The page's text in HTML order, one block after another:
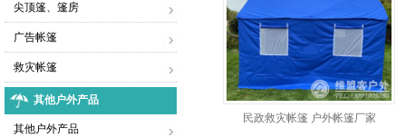
尖顶篷、篷房
广告帐篷
救灾帐篷
其他户外产品
其他户外产品
民政救灾帐篷 户外帐篷厂家